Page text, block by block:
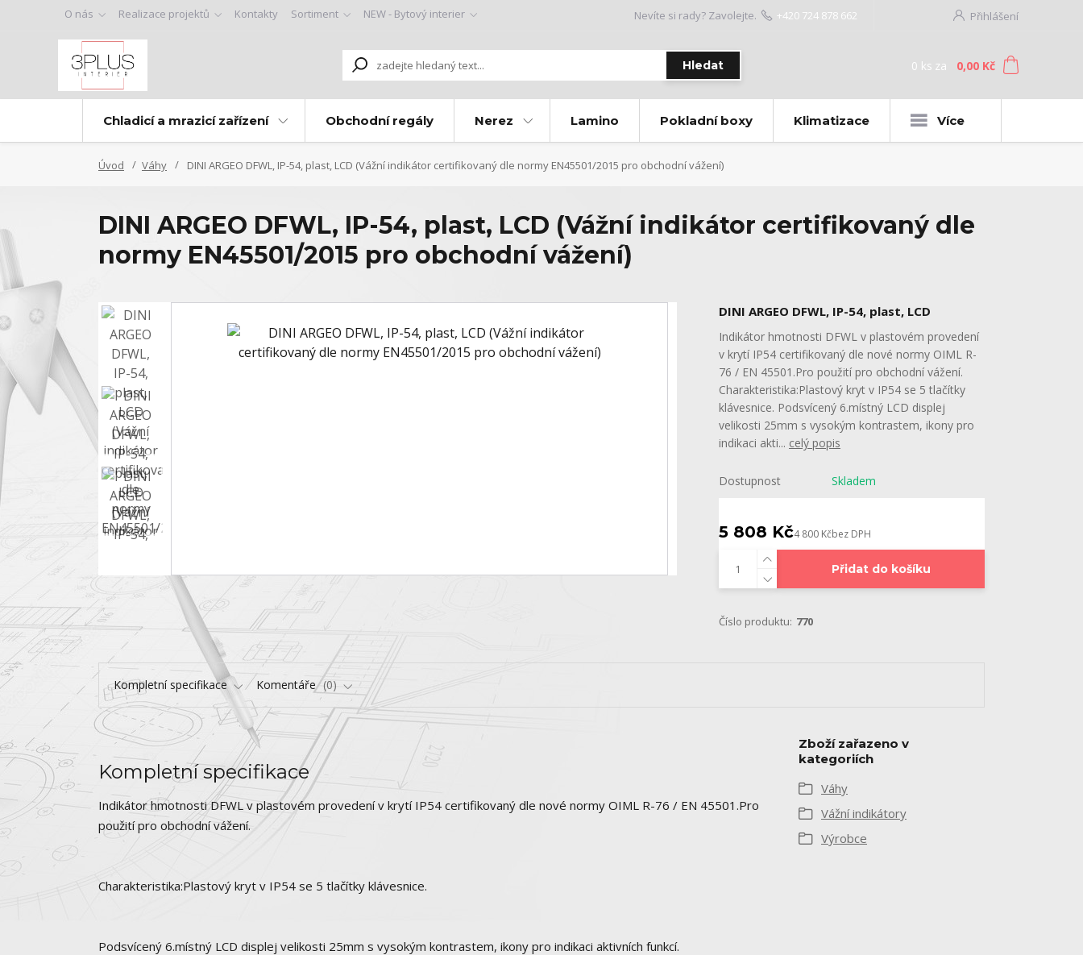
O nás Realizace projektů Kontakty Sortiment NEW - Bytový interier Přihlášení
Hledat
Nevíte si rady? Zavolejte. +420 724 878 662
0 ks za 0,00 Kč
Chladicí a mrazicí zařízení Obchodní regály Nerez Lamino Pokladní boxy Klimatizace Více
Úvod Váhy DINI ARGEO DFWL, IP-54, plast, LCD (Vážní indikátor certifikovaný dle normy EN45501/2015 pro obchodní vážení)
DINI ARGEO DFWL, IP-54, plast, LCD (Vážní indikátor certifikovaný dle
normy EN45501/2015 pro obchodní vážení)
DINI ARGEO DFWL, IP-54, plast, LCD
Indikátor hmotnosti DFWL v plastovém provedení
v krytí IP54 certifikovaný dle nové normy OIML R-
76 / EN 45501.Pro použití pro obchodní vážení.
Charakteristika:Plastový kryt v IP54 se 5 tlačítky
klávesnice. Podsvícený 6.místný LCD displej
velikosti 25mm s vysokým kontrastem, ikony pro
indikaci akti... celý popis
Dostupnost Skladem
5 808 Kč4 800 Kčbez DPH
Přidat do košíku
Číslo produktu: 770
Kompletní specifikace Komentáře 0
Kompletní specifikace
Indikátor hmotnosti DFWL v plastovém provedení v krytí IP54 certifikovaný dle nové normy OIML R-76 / EN 45501.Pro
použití pro obchodní vážení.
Charakteristika:Plastový kryt v IP54 se 5 tlačítky klávesnice.
Podsvícený 6.místný LCD displej velikosti 25mm s vysokým kontrastem, ikony pro indikaci aktivních funkcí.
Zboží zařazeno v
kategoriích
Váhy
Vážní indikátory
Výrobce